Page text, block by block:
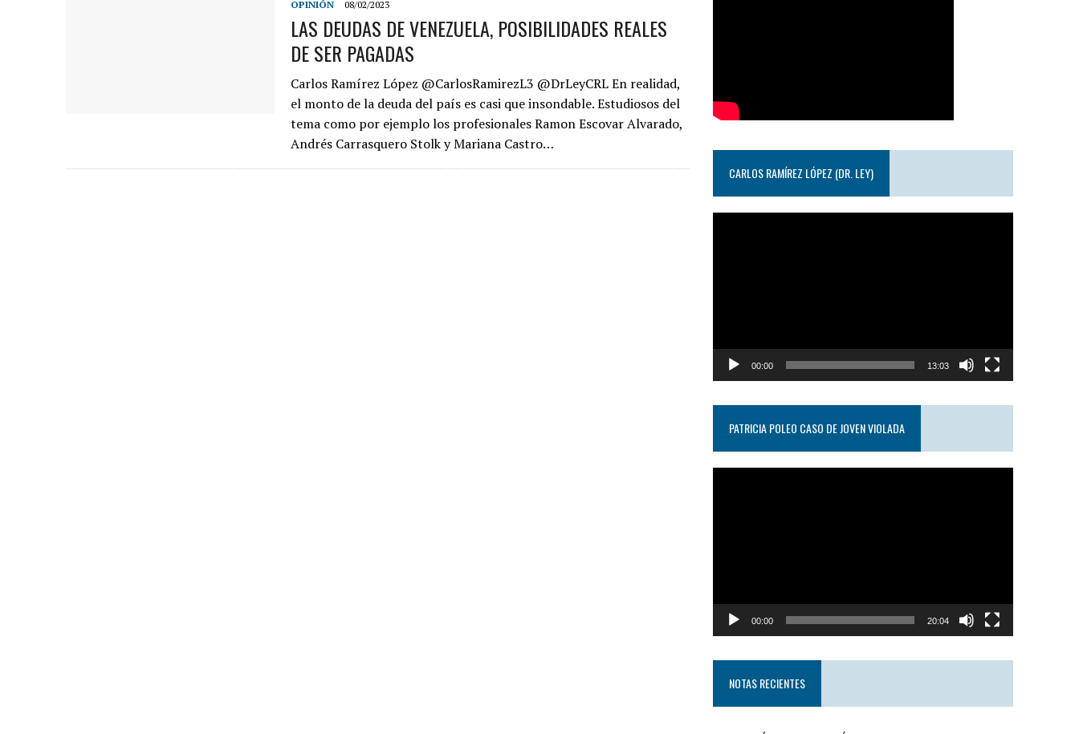
OPINIÓN 08/02/2023
LAS DEUDAS DE VENEZUELA, POSIBILIDADES REALES
DE SER PAGADAS
Carlos Ramírez López @CarlosRamirezL3 @DrLeyCRL En realidad,
el monto de la deuda del país es casi que insondable. Estudiosos del
tema como por ejemplo los profesionales Ramon Escovar Alvarado,
Andrés Carrasquero Stolk y Mariana Castro…
CARLOS RAMÍREZ LÓPEZ (DR. LEY)
00:00 13:03
PATRICIA POLEO CASO DE JOVEN VIOLADA
00:00 20:04
NOTAS RECIENTES